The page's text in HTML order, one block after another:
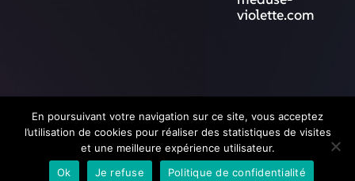
violette.com
© 2025 La Méduse Violette
En poursuivant votre navigation sur ce site, vous acceptez
l’utilisation de cookies pour réaliser des statistiques de visites
et une meilleure expérience utilisateur.
Ok
Je refuse Politique de confidentialité